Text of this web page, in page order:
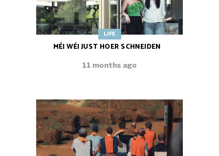
LIFE
MÉI WÉI JUST HOER SCHNEIDEN
11 months ago